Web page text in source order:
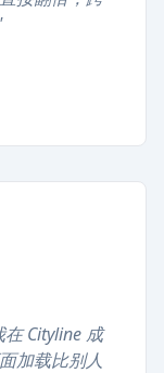
Cityline 成
加载比别人